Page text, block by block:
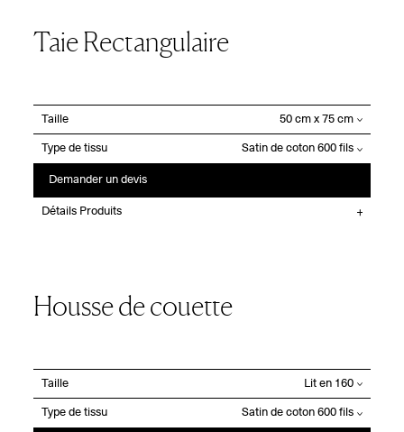
Taie Rectangulaire
Taille
Type de tissu
Demander un devis
Détails Produits
Housse de couette
Taille
Type de tissu